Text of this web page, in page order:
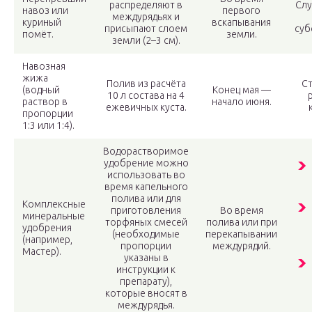
навоз или
куриный
помёт.
распределяют в
междурядьях и
присыпают слоем
земли (2–3 см).
первого
вскапывания
земли.
Навозная
жижа
(водный
раствор в
пропорции
1:3 или 1:4).
Полив из расчёта
10 л состава на 4
ежевичных куста.
Конец мая —
начало июня.
Комплексные
минеральные
удобрения
(например,
Мастер).
Водорастворимое
удобрение можно
использовать во
время капельного
полива или для
приготовления
торфяных смесей
(необходимые
пропорции
указаны в
инструкции к
препарату),
которые вносят в
междурядья.
Во время
полива или при
перекапывании
междурядий.